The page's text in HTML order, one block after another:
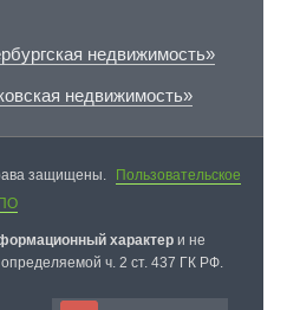
недвижимость»
недвижимость»
защищены.
Пользовательское
характер и не
ч. 2 ст. 437 ГК РФ.